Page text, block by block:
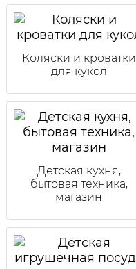
Коляски и кроватки
для кукол
Детская кухня,
бытовая техника,
магазин